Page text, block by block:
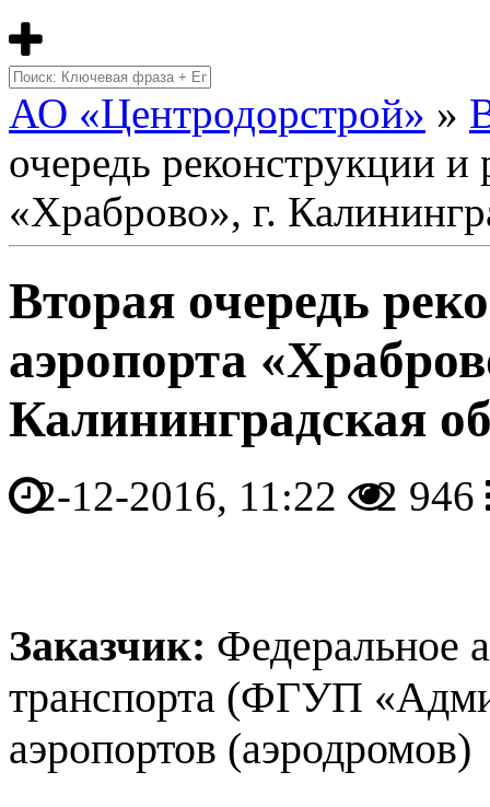
АО «Центродорстрой» »
очередь реконструкции и
«Храброво», г.
Вторая очередь
аэропорта
Калининградская
2-12-2016, 11:22 2 946
Заказчик: Федеральное
транспорта (ФГУП
аэропортов (аэродромов)